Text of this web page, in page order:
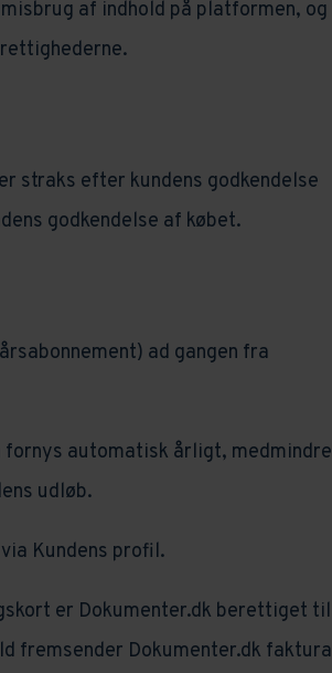
af indhold på platformen, og
straks efter kundens godkendelse
godkendelse af købet.
ad gangen fra
fornys automatisk årligt, medmindre
udløb.
Kundens profil.
er Dokumenter.dk berettiget til
fremsender Dokumenter.dk faktura